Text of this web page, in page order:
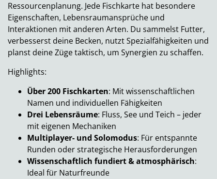
Ressourcenplanung. Jede Fischkarte hat besondere
Eigenschaften, Lebensraumansprüche und
Interaktionen mit anderen Arten. Du sammelst Futter,
verbesserst deine Becken, nutzt Spezialfähigkeiten und
planst deine Züge taktisch, um Synergien zu schaffen.
Highlights:
Über 200 Fischkarten: Mit wissenschaftlichen
Namen und individuellen Fähigkeiten
Drei Lebensräume: Fluss, See und Teich – jeder
mit eigenen Mechaniken
Multiplayer- und Solomodus: Für entspannte
Runden oder strategische Herausforderungen
Wissenschaftlich fundiert & atmosphärisch:
Ideal für Naturfreunde